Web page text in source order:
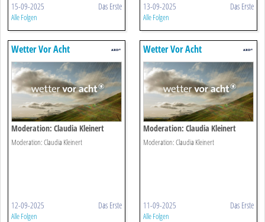
15-09-2025 Das Erste
Alle Folgen
13-09-2025 Das Erste
Alle Folgen
Wetter Vor Acht
Moderation: Claudia Kleinert
Moderation: Claudia Kleinert
12-09-2025 Das Erste
Alle Folgen
Wetter Vor Acht
Moderation: Claudia Kleinert
Moderation: Claudia Kleinert
11-09-2025 Das Erste
Alle Folgen